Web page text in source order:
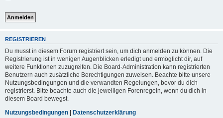
REGISTRIEREN
Du musst in diesem Forum registriert sein, um dich anmelden zu können. Die
Registrierung ist in wenigen Augenblicken erledigt und ermöglicht dir, auf
weitere Funktionen zuzugreifen. Die Board-Administration kann registrierten
Benutzern auch zusätzliche Berechtigungen zuweisen. Beachte bitte unsere
Nutzungsbedingungen und die verwandten Regelungen, bevor du dich
registrierst. Bitte beachte auch die jeweiligen Forenregeln, wenn du dich in
diesem Board bewegst.
Nutzungsbedingungen | Datenschutzerklärung